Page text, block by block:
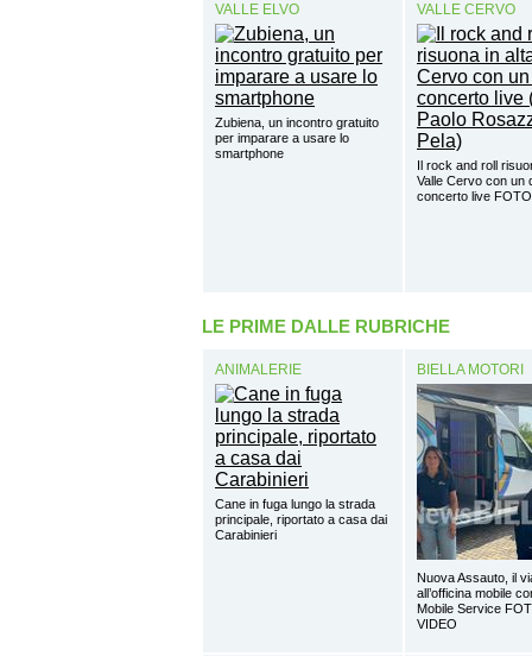
VALLE ELVO
Zubiena, un incontro gratuito
per imparare a usare lo
smartphone
VALLE CERVO
Il rock and roll
Valle Cervo con un
concerto live FOTO
LE PRIME DALLE RUBRICHE
ANIMALERIE
Cane in fuga lungo la strada
principale, riportato a casa dai
Carabinieri
BIELLA MOTORI
Nuova Assauto, il
all’officina mobile
Mobile Service
VIDEO